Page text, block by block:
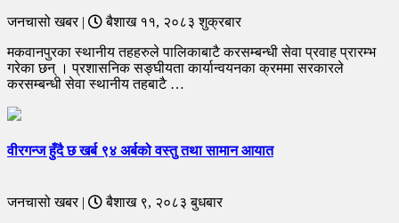
जनचासो खबर |
बैशाख ११, २०८३ शुक्रबार
मकवानपुरका स्थानीय तहहरुले पालिकाबाटै करसम्बन्धी सेवा प्रवाह प्रारम्भ
गरेका छन् । प्रशासनिक सङ्घीयता कार्यान्वयनका क्रममा सरकारले
करसम्बन्धी सेवा स्थानीय तहबाटै …
वीरगन्ज हुँदै छ खर्ब ९४ अर्बको वस्तु तथा सामान आयात
जनचासो खबर |
बैशाख ९, २०८३ बुधबार